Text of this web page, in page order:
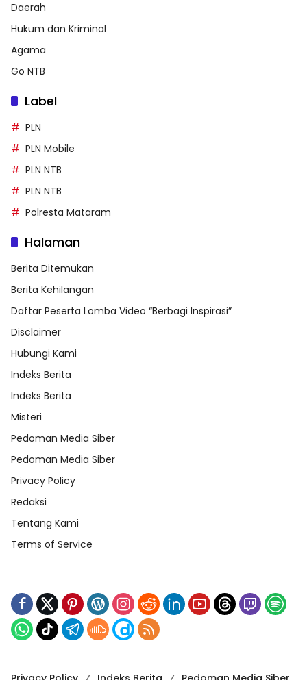
Daerah
Hukum dan Kriminal
Agama
Go NTB
Label
PLN
PLN Mobile
PLN NTB
PLN NTB
Polresta Mataram
Halaman
Berita Ditemukan
Berita Kehilangan
Daftar Peserta Lomba Video “Berbagi Inspirasi”
Disclaimer
Hubungi Kami
Indeks Berita
Indeks Berita
Misteri
Pedoman Media Siber
Pedoman Media Siber
Privacy Policy
Redaksi
Tentang Kami
Terms of Service